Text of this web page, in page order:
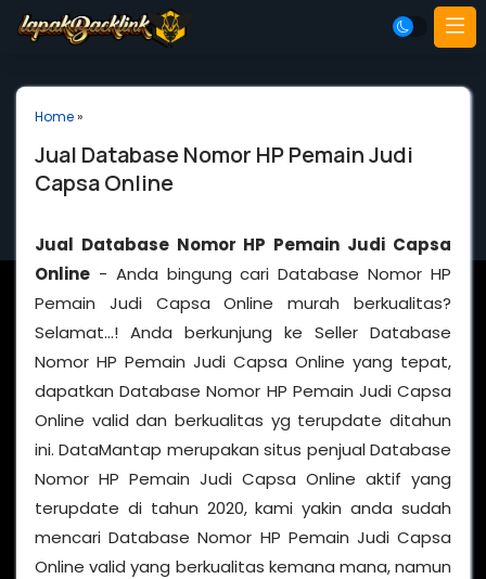
Home»
Jual Database Nomor HP Pemain Judi
Capsa Online
Jual Database Nomor HP Pemain Judi Capsa
Online - Anda bingung cari Database Nomor HP
Pemain Judi Capsa Online murah berkualitas?
Selamat…! Anda berkunjung ke Seller Database
Nomor HP Pemain Judi Capsa Online yang tepat,
dapatkan Database Nomor HP Pemain Judi Capsa
Online valid dan berkualitas yg terupdate ditahun
ini. DataMantap merupakan situs penjual Database
Nomor HP Pemain Judi Capsa Online aktif yang
terupdate di tahun 2020, kami yakin anda sudah
mencari Database Nomor HP Pemain Judi Capsa
Online valid yang berkualitas kemana mana, namun